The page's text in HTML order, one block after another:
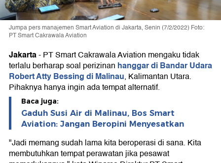
Jumpa pers manajemen Smart Aviation di Jakarta, Senin (7/2/2022) Foto:
PT Smart Cakrawala Aviation
Jakarta-PT Smart Cakrawala Aviation mengaku tidak
terlalu berharap soal perizinan hanggar di Bandar Udara
Robert Atty Bessing di Malinau, Kalimantan Utara.
Pihaknya hanya ingin ada tempat alternatif.
Baca juga:
Gaduh Susi Air di Malinau, Bos Smart
Aviation: Jangan Beropini Menyesatkan
"Jadi memang sudah lama kita beroperasi di sana. Kita
membutuhkan tempat perawatan jika pesawat